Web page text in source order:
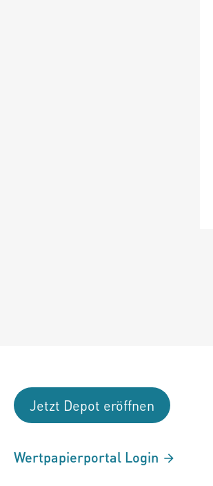
Jetzt Depot eröffnen
Wertpapierportal Login